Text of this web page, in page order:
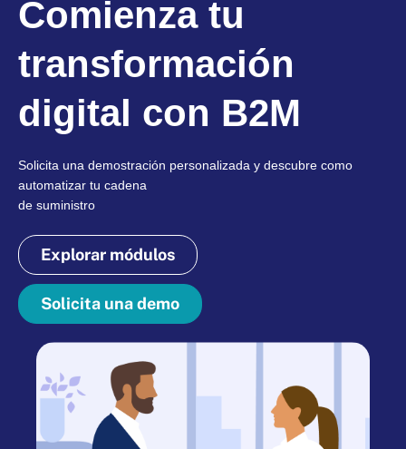
Comienza tu
transformación
digital con B2M
Solicita una demostración personalizada y descubre como
automatizar tu cadena
de suministro
Explorar módulos
Solicita una demo